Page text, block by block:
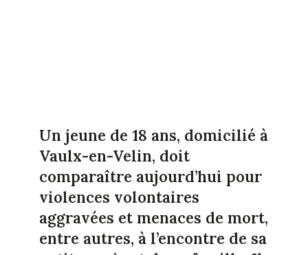
Un jeune de 18 ans, domicilié à
Vaulx-en-Velin, doit
comparaître aujourd’hui pour
violences volontaires
aggravées et menaces de mort,
entre autres, à l’encontre de sa